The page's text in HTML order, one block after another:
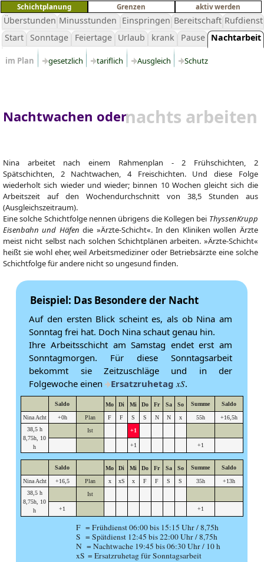
Schichtplanung Grenzen aktiv werden
Überstunden Minusstunden Einspringen Bereitschaft Rufdienst
Start
Sonntage Feiertage Urlaub krank Pause Nachtarbeit
im Plan gesetzlich tariflich Ausgleich Schutz
Nachtwachen odernachts arbeiten
Nina arbeitet nach einem Rahmenplan - 2 Frühschichten, 2
Spätschichten, 2 Nachtwachen, 4 Freischichten. Und diese Folge
wiederholt sich wieder und wieder; binnen 10 Wochen gleicht sich die
Arbeitszeit auf den Wochendurchschnitt von 38,5 Stunden aus
(Ausgleichszeitraum).
Eine solche Schichtfolge nennen übrigens die Kollegen bei ThyssenKrupp
Eisenbahn und Häfen die »Ärzte-Schicht«. In den Kliniken wollen Ärzte
meist nicht selbst nach solchen Schichtplänen arbeiten. »Ärzte-Schicht«
heißt sie wohl eher, weil Arbeitsmediziner oder Betriebsärzte eine solche
Schichtfolge für andere nicht so ungesund finden.
Beispiel: Das Besondere der Nacht
Auf den ersten Blick scheint es, als ob Nina am
Sonntag frei hat. Doch Nina schaut genau hin.
Ihre Arbeitsschicht am Samstag endet erst am
Sonntagmorgen. Für diese Sonntagsarbeit
bekommt sie Zeitzuschläge und in der
Folgewoche einen Ersatzruhetag xS.
Saldo Mo Di Mi Do Fr Sa So Summe Saldo
Nina Acht +0h Plan F F S S N N x 55h
+16,5h
38,5 h
8,75h, 10
h
Ist +1
+1 +1
Saldo Mo Di Mi Do Fr Sa So Summe Saldo
Nina Acht +16,5 Plan x xS x F F S S 35h
+13h
38,5 h
8,75h, 10
h
Ist
+1 +1
F = Frühdienst 06:00 bis 15:15 Uhr / 8,75h
S = Spätdienst 12:45 bis 22:00 Uhr / 8,75h
N = Nachtwache 19:45 bis 06:30 Uhr / 10 h
xS = Ersatzruhetag für Sonntagsarbeit